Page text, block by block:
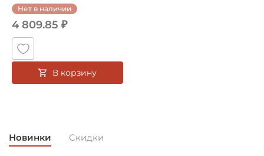
Нет в наличии
4 809.85 ₽
В корзину
Новинки Скидки